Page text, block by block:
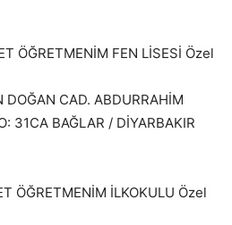
ÖĞRETMENİM FEN LİSESİ Özel
DOĞAN CAD. ABDURRAHİM
31CA BAĞLAR / DİYARBAKIR
ÖĞRETMENİM İLKOKULU Özel